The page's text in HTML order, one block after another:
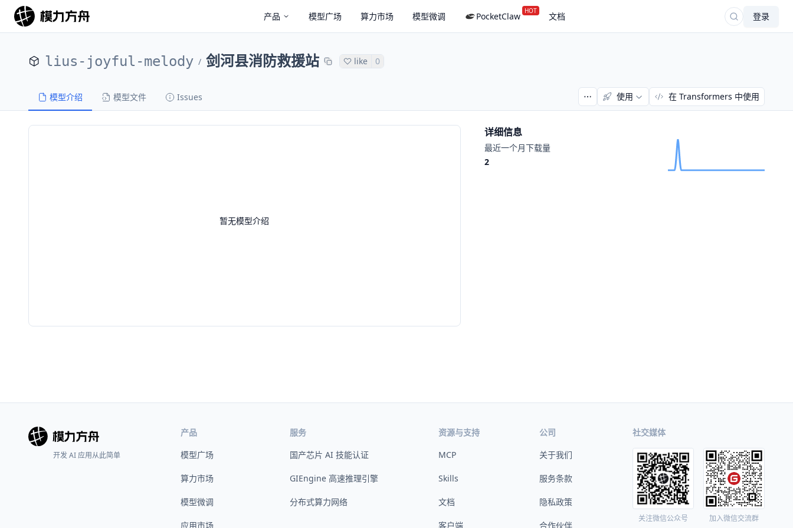
产品 模型广场 算力市场 模型微调 PocketClaw HOT 文档 登录
lius-joyful-melody / 剑河县消防救援站 like 0
模型介绍 模型文件 Issues 使用 在 Transformers 中使用
暂无模型介绍
详细信息
最近一个月下载量
2
开发 AI 应用从此简单
产品
模型广场
算力市场
模型微调
应用市场
服务
国产芯片 AI 技能认证
GIEngine 高速推理引擎
分布式算力网络
资源与支持
MCP
Skills
文档
客户端
公司
关于我们
服务条款
隐私政策
合作伙伴
社交媒体
关注微信公众号 加入微信交流群